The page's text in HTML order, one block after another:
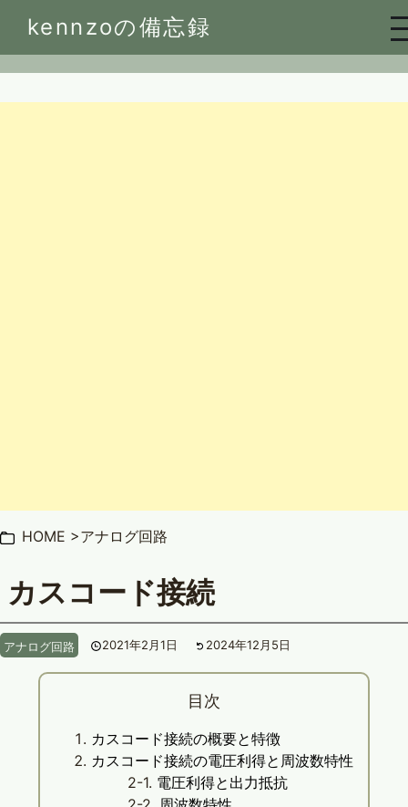
kennzoの備忘録
to
content
HOME アナログ回路
カスコード接続
アナログ回路 2021年2月1日 2024年12月5日
目次
カスコード接続の概要と特徴
カスコード接続の電圧利得と周波数特性
電圧利得と出力抵抗